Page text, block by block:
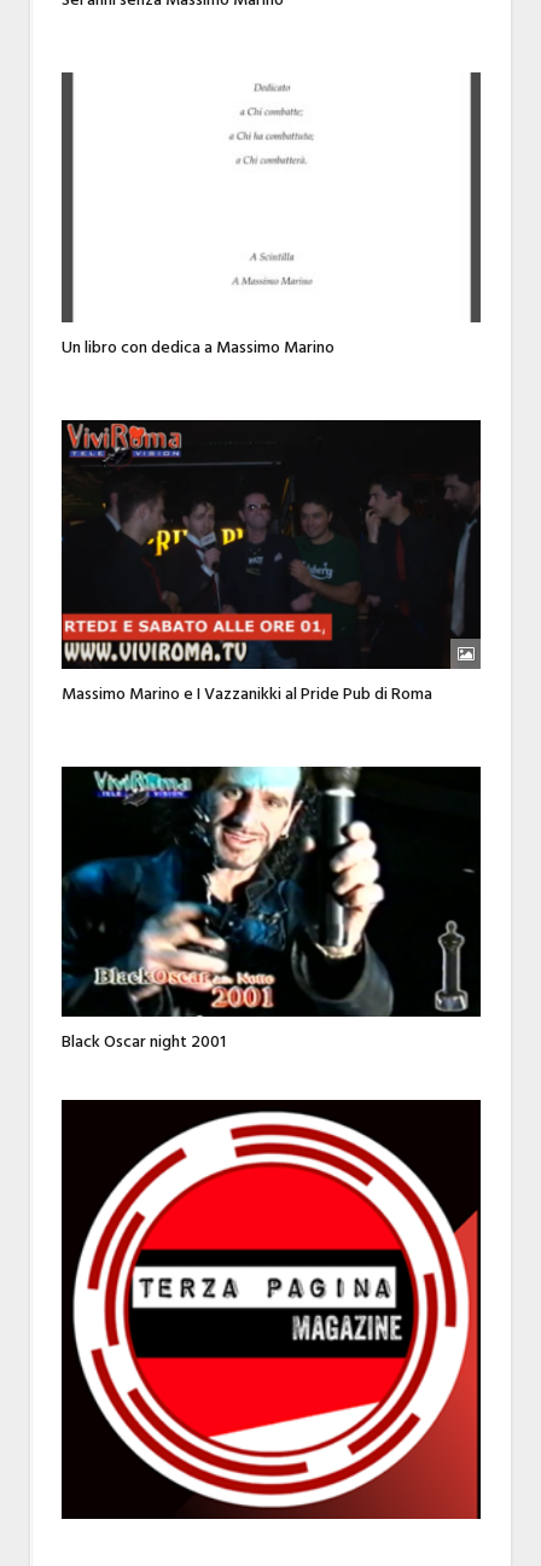
Un libro con dedica a Massimo Marino
Massimo Marino e I Vazzanikki al Pride Pub di Roma
Black Oscar night 2001